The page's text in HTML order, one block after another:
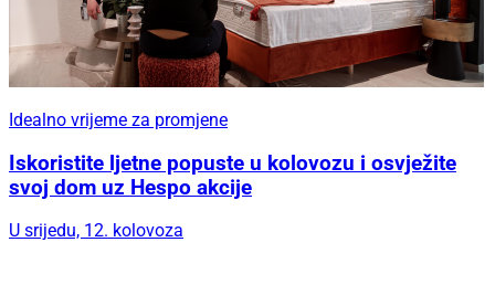
Idealno vrijeme za promjene
Iskoristite ljetne popuste u kolovozu i osvježite
svoj dom uz Hespo akcije
U srijedu, 12. kolovoza